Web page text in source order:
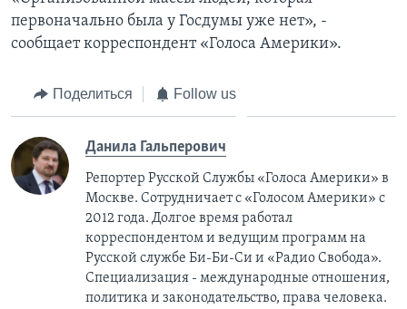
первоначально была у Госдумы уже нет», -
сообщает корреспондент «Голоса Америки».
Поделиться Follow us
Данила Гальперович
Репортер Русской Службы «Голоса Америки» в
Москве. Сотрудничает с «Голосом Америки» с
2012 года. Долгое время работал
корреспондентом и ведущим программ на
Русской службе Би-Би-Си и «Радио Свобода».
Специализация - международные отношения,
политика и законодательство, права человека.